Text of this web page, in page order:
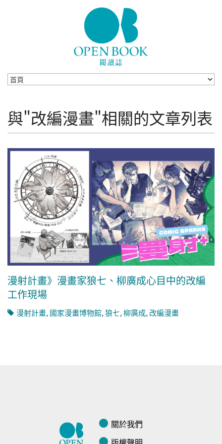
與"改編漫畫"相關的文章列表
漫射計畫》漫畫家狼七、柳廣成心目中的改編
工作現場
漫射計畫,國家漫畫博物館,狼七,柳廣成,改編漫畫
關於我們